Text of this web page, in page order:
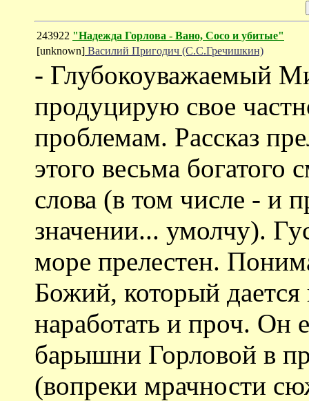
243922 "Надежда Горлова - Вано, Сосо и убитые"
[unknown] Василий Пригодич (С.С.Гречишкин)
- Глубокоуважаемый
продуцирую свое
проблемам. Рассказ
этого весьма
слова (в том числе - и
значении... умолчу).
море прелестен.
Божий, который дается
наработать и проч. Он
барышни Горловой в
(вопреки мрачности